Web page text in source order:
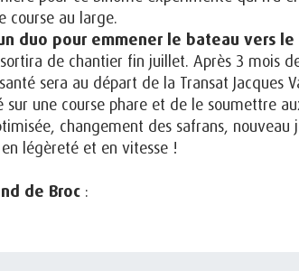
course au large.
duo pour emmener le bateau vers
de chantier fin juillet. Après 3 mois
sera au départ de la Transat Jacques
sur une course phare et de le soumettre
changement des safrans,
légèreté et en vitesse !
de Broc :